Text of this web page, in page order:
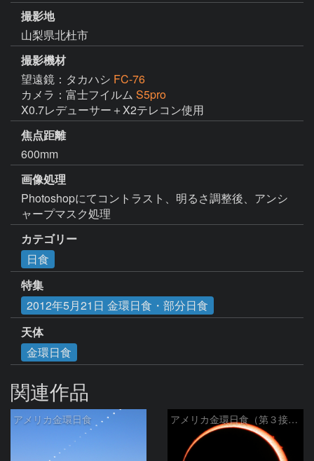
撮影地
山梨県北杜市
撮影機材
望遠鏡：タカハシ FC-76
カメラ：富士フイルム S5pro
X0.7レデューサー＋X2テレコン使用
焦点距離
600mm
画像処理
Photoshopにてコントラスト、明るさ調整後、アンシ
ャープマスク処理
カテゴリー
日食
特集
2012年5月21日 金環日食・部分日食
天体
金環日食
関連作品
アメリカ金環日食 アメリカ金環日食（第３接触）